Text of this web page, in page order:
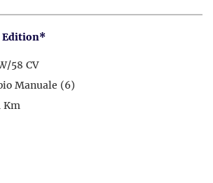
Edition*
58 CV
Manuale (6)
Km